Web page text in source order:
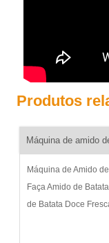
Produtos
Máquina de amido
Máquina de Amido
Faça Amido de
de Batata Doce